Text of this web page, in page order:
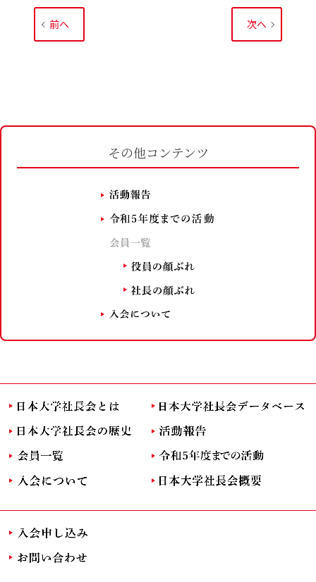
前へ 次へ
その他コンテンツ